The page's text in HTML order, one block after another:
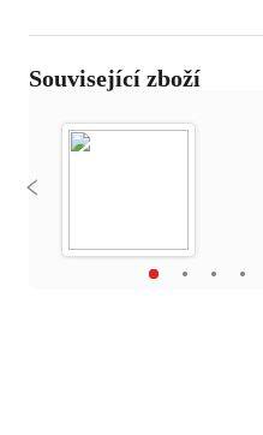
Související zboží